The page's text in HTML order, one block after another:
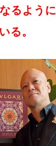
るように
る。